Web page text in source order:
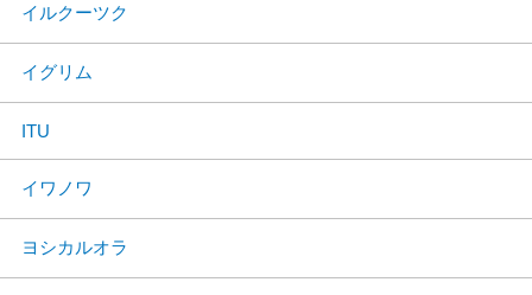
イルクーツク
イグリム
ITU
イワノワ
ヨシカルオラ